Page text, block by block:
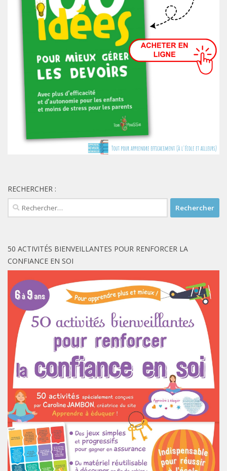
RECHERCHER :
Rechercher :
50 ACTIVITÉS BIENVEILLANTES POUR RENFORCER LA
CONFIANCE EN SOI